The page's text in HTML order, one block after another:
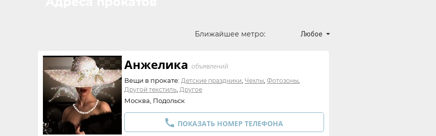
Ближайшее метро: Любое
Анжелика объявлений
Вещи в прокате: Детские праздники Чехлы Фотозоны
Другой текстиль Другое
Москва, Подольск
 ПОКАЗАТЬ НОМЕР ТЕЛЕФОНА